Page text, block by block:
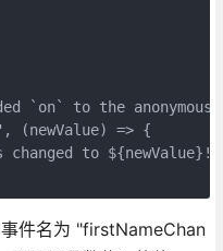
`on` to the anonymous
(newValue) => {
changed to
件名为 "firstNameChan